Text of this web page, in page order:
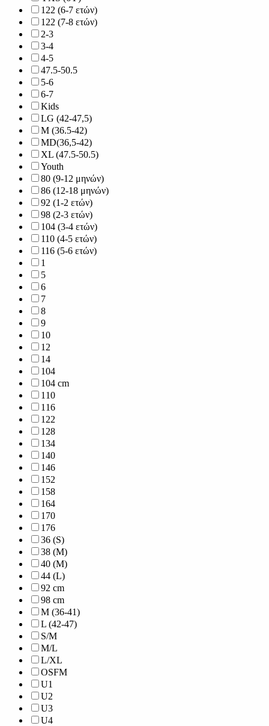
122 (6-7 ετών)
122 (7-8 ετών)
2-3
3-4
4-5
47.5-50.5
5-6
6-7
Kids
LG (42-47,5)
M (36.5-42)
MD(36,5-42)
XL (47.5-50.5)
Youth
80 (9-12 μηνών)
86 (12-18 μηνών)
92 (1-2 ετών)
98 (2-3 ετών)
104 (3-4 ετών)
110 (4-5 ετών)
116 (5-6 ετών)
1
5
6
7
8
9
10
12
14
104
104 cm
110
116
122
128
134
140
146
152
158
164
170
176
36 (S)
38 (M)
40 (M)
44 (L)
92 cm
98 cm
M (36-41)
L (42-47)
S/M
M/L
L/XL
OSFM
U1
U2
U3
U4